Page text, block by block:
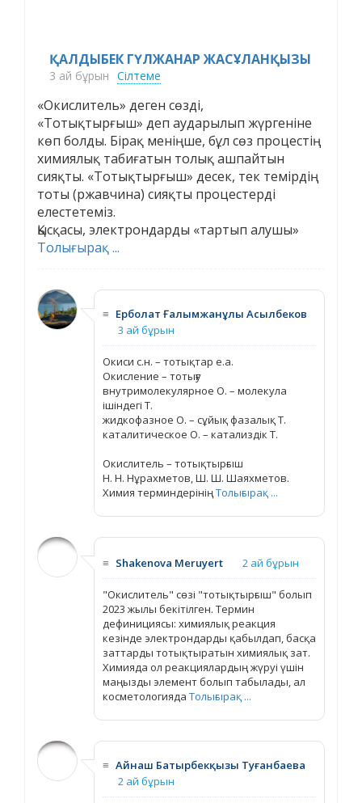
ҚАЛДЫБЕК ГҮЛЖАНАР ЖАСҰЛАНҚЫЗЫ
3 ай бұрын Сілтеме
«Окислитель» деген сөзді,
«Тотықтырғыш» деп аударылып жүргеніне
көп болды. Бірақ меніңше, бұл сөз процестің
химиялық табиғатын толық ашпайтын
сияқты. «Тотықтырғыш» десек, тек темірдің
тоты (ржавчина) сияқты процестерді
елестетеміз.
Қысқасы, электрондарды «тартып алушы»
Толығырақ ...
≡ Ерболат Ғалымжанұлы Асылбеков
3 ай бұрын
Окиси с.н. – тотықтар е.а.
Окисление – тотығу
внутримолекулярное О. – молекула
ішіндегі Т.
жидкофазное О. – сұйық фазалық Т.
каталитическое О. – катализдік Т.
Окислитель – тотықтырғыш
Н. Н. Нұрахметов, Ш. Ш. Шаяхметов.
Химия терминдерініңТолығырақ ...
≡ Shakenova Meruyert 2 ай бұрын
"Окислитель" сөзі "тотықтырғыш" болып
2023 жылы бекітілген. Термин
дефинициясы: химиялық реакция
кезінде электрондарды қабылдап, басқа
заттарды тотықтыратын химиялық зат.
Химияда ол реакциялардың жүруі үшін
маңызды элемент болып табылады, ал
косметологияда Толығырақ ...
≡ Айнаш Батырбекқызы Туғанбаева
2 ай бұрын